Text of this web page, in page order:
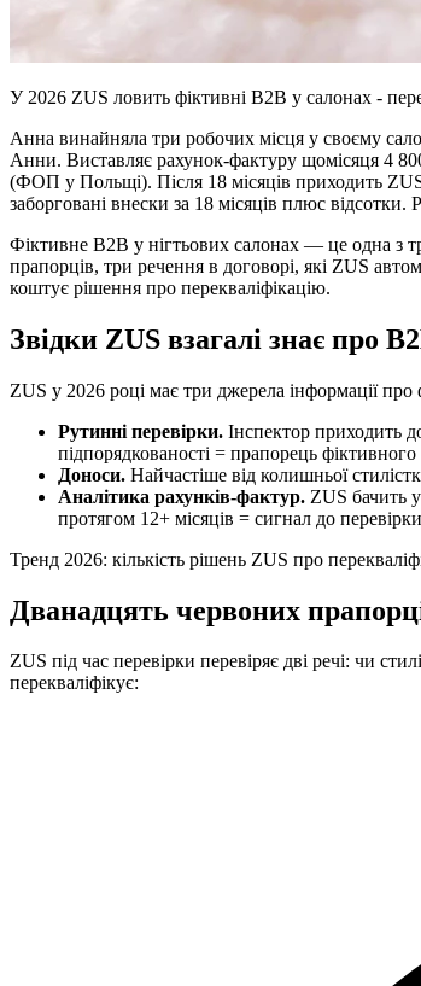
У 2026 ZUS ловить фіктивні B2B у салонах -
Анна винайняла три робочих місця у своєму
Анни. Виставляє рахунок-фактуру щомісяця 4
(ФОП у Польщі). Після 18 місяців приходить
заборговані внески за 18 місяців плюс
Фіктивне B2B у нігтьових салонах — це одна з
прапорців, три речення в договорі, які ZUS
коштує рішення про перекваліфікацію.
Звідки ZUS взагалі знає про
ZUS у 2026 році має три джерела інформації про
Рутинні перевірки. Інспектор приходить
підпорядкованості = прапорець
Доноси. Найчастіше від колишньої
Аналітика рахунків-фактур. ZUS бачить
протягом 12+ місяців = сигнал до
Тренд 2026: кількість рішень ZUS про
Дванадцять червоних
ZUS під час перевірки перевіряє дві речі: чи
перекваліфікує: